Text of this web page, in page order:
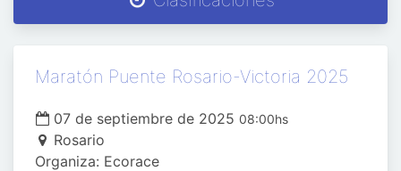
Maratón Puente Rosario-Victoria 2025
07 de septiembre de 2025 08:00hs
Rosario
Organiza: Ecorace